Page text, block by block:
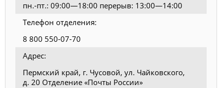
пн.-пт.: 09:00—18:00 перерыв: 13:00—14:00
Телефон отделения:
8 800 550-07-70
Адрес:
Пермский край, г. Чусовой, ул. Чайковского,
д. 20 Отделение «Почты России»